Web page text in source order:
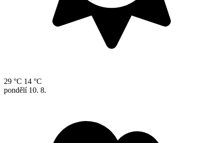
29 °C 14 °C
pondělí 10. 8.